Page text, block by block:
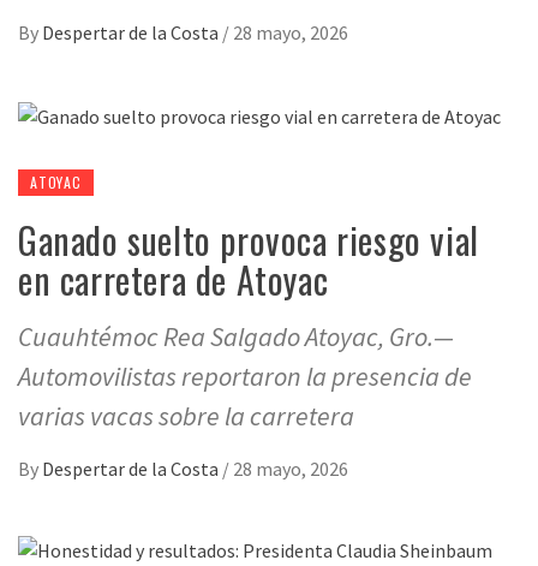
By Despertar de la Costa / 28 mayo, 2026
ATOYAC
Ganado suelto provoca riesgo vial
en carretera de Atoyac
Cuauhtémoc Rea Salgado Atoyac, Gro.—
Automovilistas reportaron la presencia de
varias vacas sobre la carretera
By Despertar de la Costa / 28 mayo, 2026